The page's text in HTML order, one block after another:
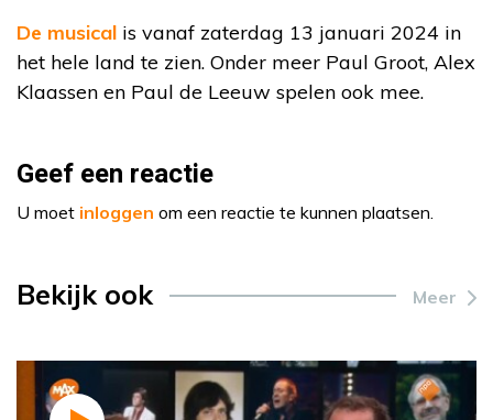
De musical is vanaf zaterdag 13 januari 2024 in
het hele land te zien. Onder meer Paul Groot, Alex
Klaassen en Paul de Leeuw spelen ook mee.
Geef een reactie
U moet inloggen om een reactie te kunnen plaatsen.
Bekijk ook Meer